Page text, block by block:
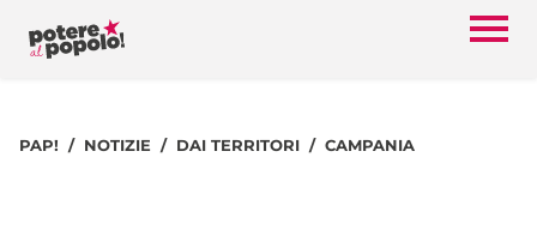
PAP! NOTIZIE DAI TERRITORI CAMPANIA